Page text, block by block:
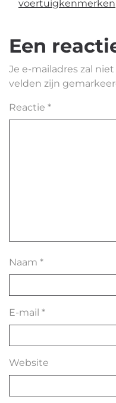
voertuigkenmerken
Een
Je e-mailadres zal
velden zijn
Reactie *
Naam *
E-mail *
Website